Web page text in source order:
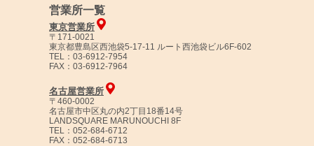
営業所一覧
東京営業所
〒171-0021
東京都豊島区西池袋5-17-11 ルート西池袋ビル6F-602
TEL：03-6912-7954
FAX：03-6912-7964
名古屋営業所
〒460-0002
名古屋市中区丸の内2丁目18番14号
LANDSQUARE MARUNOUCHI 8F
TEL：052-684-6712
FAX：052-684-6713